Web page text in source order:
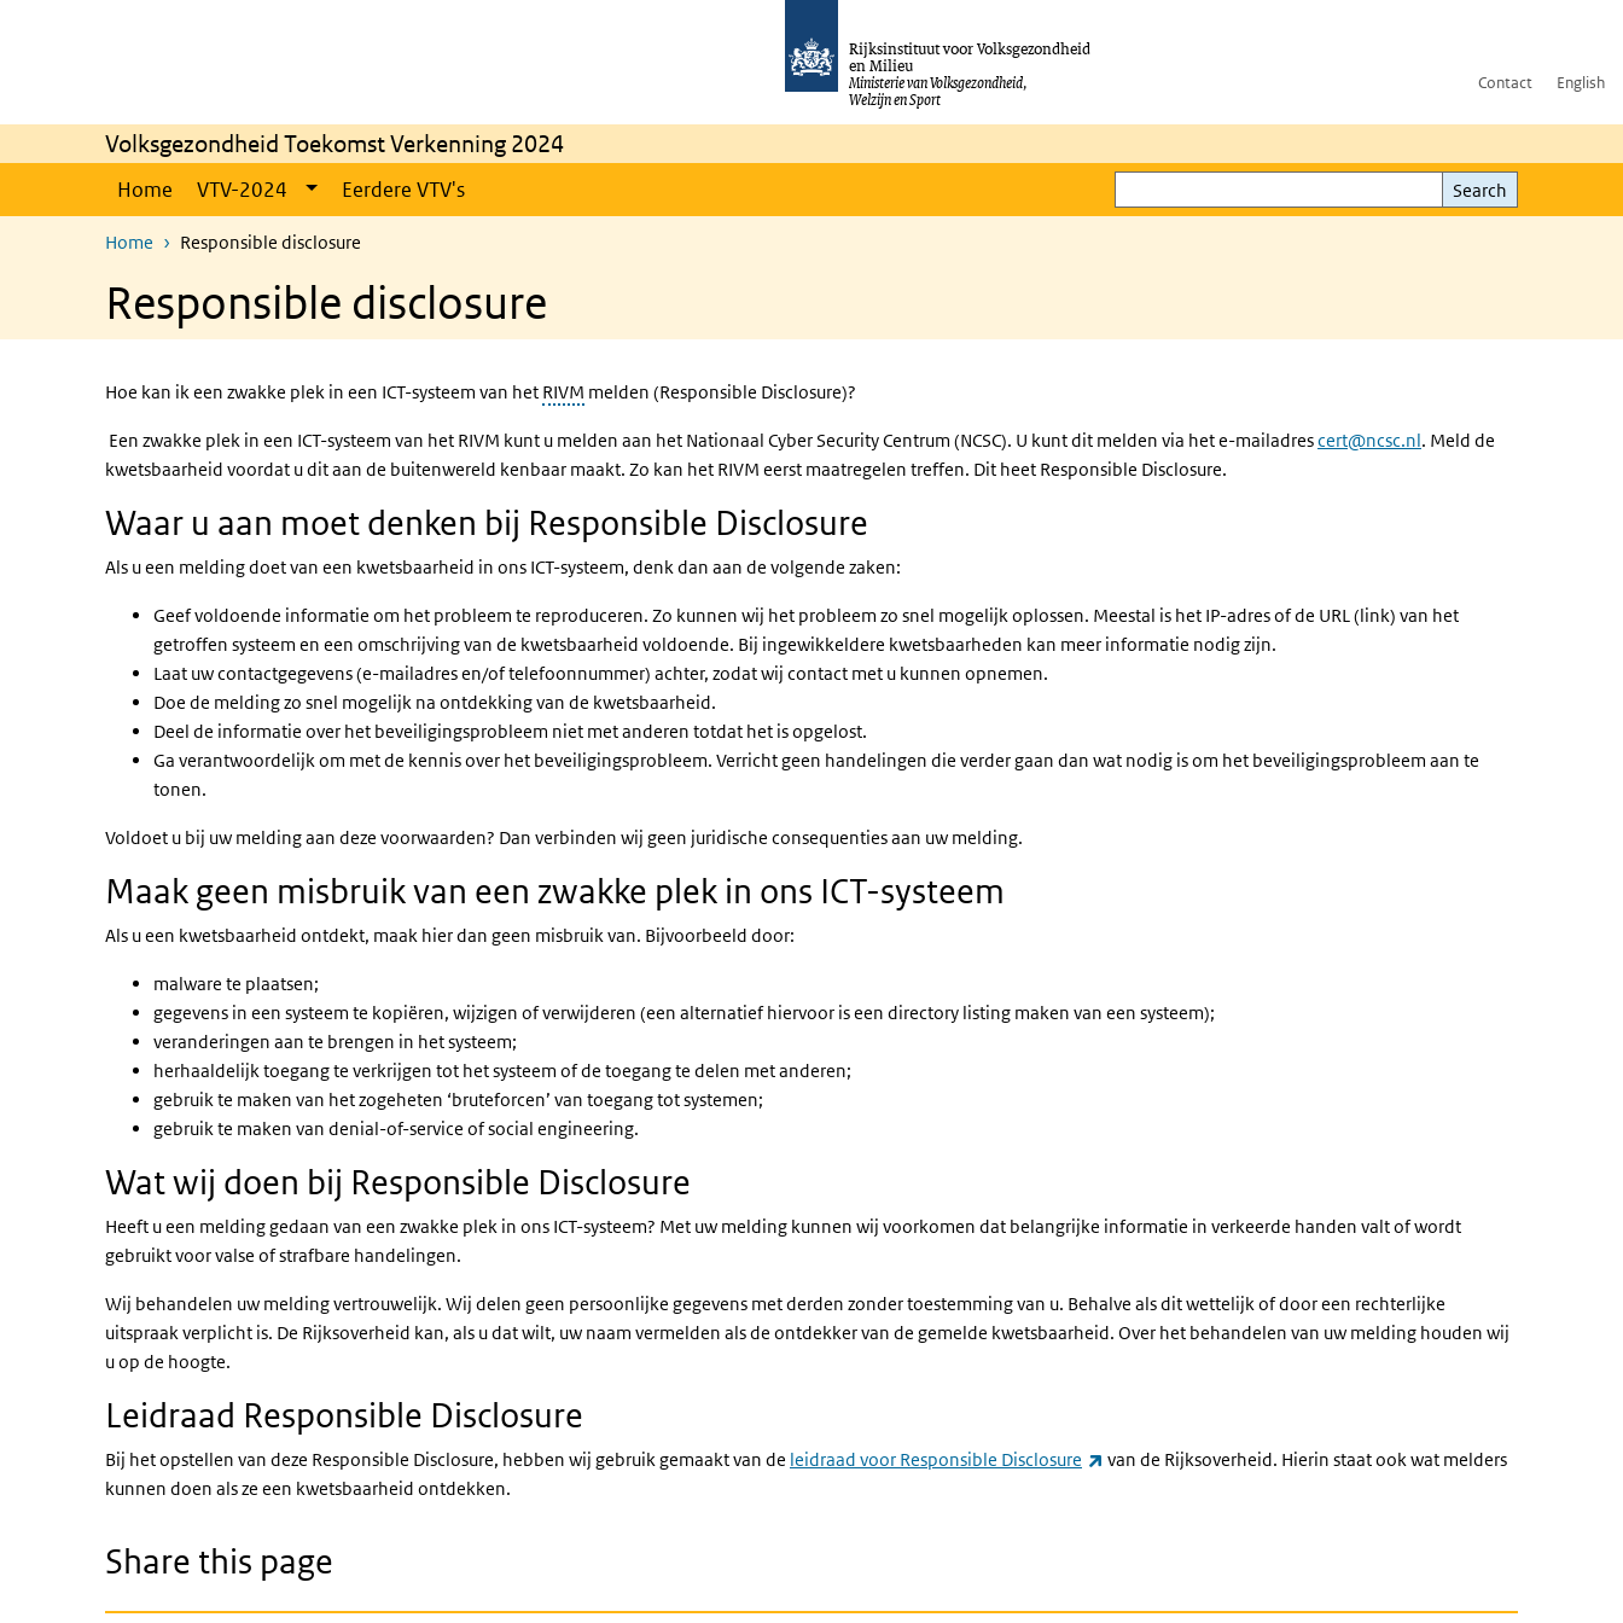
Rijksinstituut voor Volksgezondheid
en Milieu
Ministerie van Volksgezondheid,
Welzijn en Sport
Contact English
Volksgezondheid Toekomst Verkenning 2024
Home VTV-2024 Eerdere VTV's
Search
Search
Home Responsible disclosure
Responsible disclosure
Hoe kan ik een zwakke plek in een ICT-systeem van het RIVM melden (Responsible Disclosure)?
Een zwakke plek in een ICT-systeem van het RIVM kunt u melden aan het Nationaal Cyber Security Centrum (NCSC). U kunt dit melden via het e-mailadrescert@ncsc.nl. Meld de
kwetsbaarheid voordat u dit aan de buitenwereld kenbaar maakt. Zo kan het RIVM eerst maatregelen treffen. Dit heet Responsible Disclosure.
Waar u aan moet denken bij Responsible Disclosure
Als u een melding doet van een kwetsbaarheid in ons ICT-systeem, denk dan aan de volgende zaken:
Geef voldoende informatie om het probleem te reproduceren. Zo kunnen wij het probleem zo snel mogelijk oplossen. Meestal is het IP-adres of de URL (link) van het
getroffen systeem en een omschrijving van de kwetsbaarheid voldoende. Bij ingewikkeldere kwetsbaarheden kan meer informatie nodig zijn.
Laat uw contactgegevens (e-mailadres en/of telefoonnummer) achter, zodat wij contact met u kunnen opnemen.
Doe de melding zo snel mogelijk na ontdekking van de kwetsbaarheid.
Deel de informatie over het beveiligingsprobleem niet met anderen totdat het is opgelost.
Ga verantwoordelijk om met de kennis over het beveiligingsprobleem. Verricht geen handelingen die verder gaan dan wat nodig is om het beveiligingsprobleem aan te
tonen.
Voldoet u bij uw melding aan deze voorwaarden? Dan verbinden wij geen juridische consequenties aan uw melding.
Maak geen misbruik van een zwakke plek in ons ICT-systeem
Als u een kwetsbaarheid ontdekt, maak hier dan geen misbruik van. Bijvoorbeeld door:
malware te plaatsen;
gegevens in een systeem te kopiëren, wijzigen of verwijderen (een alternatief hiervoor is een directory listing maken van een systeem);
veranderingen aan te brengen in het systeem;
herhaaldelijk toegang te verkrijgen tot het systeem of de toegang te delen met anderen;
gebruik te maken van het zogeheten ‘bruteforcen’ van toegang tot systemen;
gebruik te maken van denial-of-service of social engineering.
Wat wij doen bij Responsible Disclosure
Heeft u een melding gedaan van een zwakke plek in ons ICT-systeem? Met uw melding kunnen wij voorkomen dat belangrijke informatie in verkeerde handen valt of wordt
gebruikt voor valse of strafbare handelingen.
Wij behandelen uw melding vertrouwelijk. Wij delen geen persoonlijke gegevens met derden zonder toestemming van u. Behalve als dit wettelijk of door een rechterlijke
uitspraak verplicht is. De Rijksoverheid kan, als u dat wilt, uw naam vermelden als de ontdekker van de gemelde kwetsbaarheid. Over het behandelen van uw melding houden wij
u op de hoogte.
Leidraad Responsible Disclosure
Bij het opstellen van deze Responsible Disclosure, hebben wij gebruik gemaakt van de leidraad voor Responsible Disclosure (link is external)
van de Rijksoverheid. Hierin staat ook wat melders
kunnen doen als ze een kwetsbaarheid ontdekken.
Share this page